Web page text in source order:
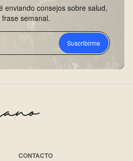
enviando consejos sobre salud,
semanal.
Suscribirme
CONTACTO